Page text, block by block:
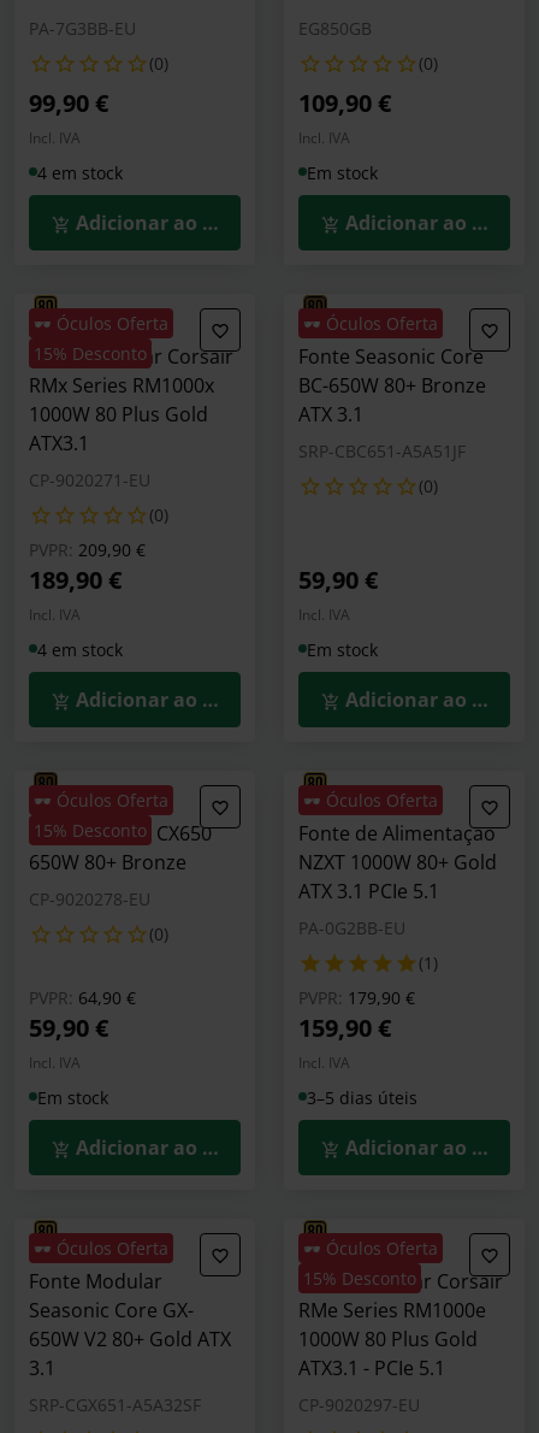
PA-7G3BB-EU
(0)
99,90 €
Incl. IVA
4 em stock
Adicionar ao Carrinho
EG850GB
(0)
109,90 €
Incl. IVA
Em stock
Adicionar ao
🕶️ Óculos Oferta
15% Desconto
Fonte Modular Corsair
RMx Series RM1000x
1000W 80 Plus Gold
ATX3.1
CP-9020271-EU
(0)
PVPR: Preço reduzido de
209,90 €para
189,90 €
Incl. IVA
4 em stock
Adicionar ao Carrinho
🕶️ Óculos Oferta
Fonte Seasonic Core
BC-650W 80+ Bronze
ATX 3.1
SRP-CBC651-A5A51JF
(0)
59,90 €
Incl. IVA
Em stock
Adicionar ao
🕶️ Óculos Oferta
15% Desconto
Fonte Corsair CX650
650W 80+ Bronze
CP-9020278-EU
(0)
PVPR: Preço reduzido de
64,90 €para
59,90 €
Incl. IVA
Em stock
Adicionar ao Carrinho
🕶️ Óculos Oferta
Fonte de Alimentação
NZXT 1000W 80+ Gold
ATX 3.1 PCIe 5.1
PA-0G2BB-EU
(1)
PVPR: Preço reduzido de
179,90 €para
159,90 €
Incl. IVA
3–5 dias úteis
Adicionar ao
🕶️ Óculos Oferta
Fonte Modular
Seasonic Core GX-
650W V2 80+ Gold ATX
3.1
SRP-CGX651-A5A32SF
🕶️ Óculos Oferta
15% Desconto
Fonte Modular Corsair
RMe Series RM1000e
1000W 80 Plus Gold
ATX3.1 - PCIe 5.1
CP-9020297-EU